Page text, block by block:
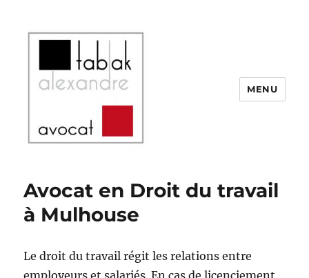
MENU
Avocat en Droit du travail
à Mulhouse
Le droit du travail régit les relations entre
employeurs et salariés. En cas de licenciement,